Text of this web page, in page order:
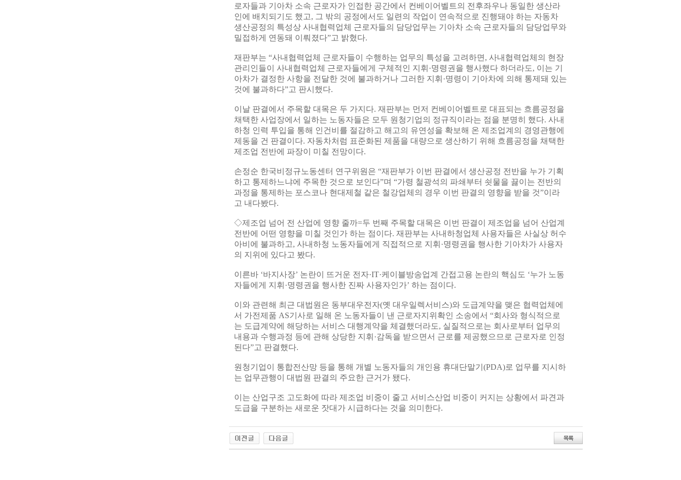
로자들과 기아차 소속 근로자가 인접한 공간에서 컨베이어벨트의 전후좌우나 동일한 생산라
인에 배치되기도 했고, 그 밖의 공정에서도 일련의 작업이 연속적으로 진행돼야 하는 자동차
생산공정의 특성상 사내협력업체 근로자들의 담당업무는 기아차 소속 근로자들의 담당업무와
밀접하게 연동돼 이뤄졌다”고 밝혔다.
재판부는 “사내협력업체 근로자들이 수행하는 업무의 특성을 고려하면, 사내협력업체의 현장
관리인들이 사내협력업체 근로자들에게 구체적인 지휘·명령권을 행사했다 하더라도, 이는 기
아차가 결정한 사항을 전달한 것에 불과하거나 그러한 지휘·명령이 기아차에 의해 통제돼 있는
것에 불과하다”고 판시했다.
이날 판결에서 주목할 대목은 두 가지다. 재판부는 먼저 컨베이어벨트로 대표되는 흐름공정을
채택한 사업장에서 일하는 노동자들은 모두 원청기업의 정규직이라는 점을 분명히 했다. 사내
하청 인력 투입을 통해 인건비를 절감하고 해고의 유연성을 확보해 온 제조업계의 경영관행에
제동을 건 판결이다. 자동차처럼 표준화된 제품을 대량으로 생산하기 위해 흐름공정을 채택한
제조업 전반에 파장이 미칠 전망이다.
손정순 한국비정규노동센터 연구위원은 “재판부가 이번 판결에서 생산공정 전반을 누가 기획
하고 통제하느냐에 주목한 것으로 보인다”며 “가령 철광석의 파쇄부터 쇳물을 끓이는 전반의
과정을 통제하는 포스코나 현대제철 같은 철강업체의 경우 이번 판결의 영향을 받을 것”이라
고 내다봤다.
◇제조업 넘어 전 산업에 영향 줄까=두 번째 주목할 대목은 이번 판결이 제조업을 넘어 산업계
전반에 어떤 영향을 미칠 것인가 하는 점이다. 재판부는 사내하청업체 사용자들은 사실상 허수
아비에 불과하고, 사내하청 노동자들에게 직접적으로 지휘·명령권을 행사한 기아차가 사용자
의 지위에 있다고 봤다.
이른바 ‘바지사장’ 논란이 뜨거운 전자·IT·케이블방송업계 간접고용 논란의 핵심도 ‘누가 노동
자들에게 지휘·명령권을 행사한 진짜 사용자인가’ 하는 점이다.
이와 관련해 최근 대법원은 동부대우전자(옛 대우일렉서비스)와 도급계약을 맺은 협력업체에
서 가전제품 AS기사로 일해 온 노동자들이 낸 근로자지위확인 소송에서 “회사와 형식적으로
는 도급계약에 해당하는 서비스 대행계약을 체결했더라도, 실질적으로는 회사로부터 업무의
내용과 수행과정 등에 관해 상당한 지휘·감독을 받으면서 근로를 제공했으므로 근로자로 인정
된다”고 판결했다.
원청기업이 통합전산망 등을 통해 개별 노동자들의 개인용 휴대단말기(PDA)로 업무를 지시하
는 업무관행이 대법원 판결의 주요한 근거가 됐다.
이는 산업구조 고도화에 따라 제조업 비중이 줄고 서비스산업 비중이 커지는 상황에서 파견과
도급을 구분하는 새로운 잣대가 시급하다는 것을 의미한다.